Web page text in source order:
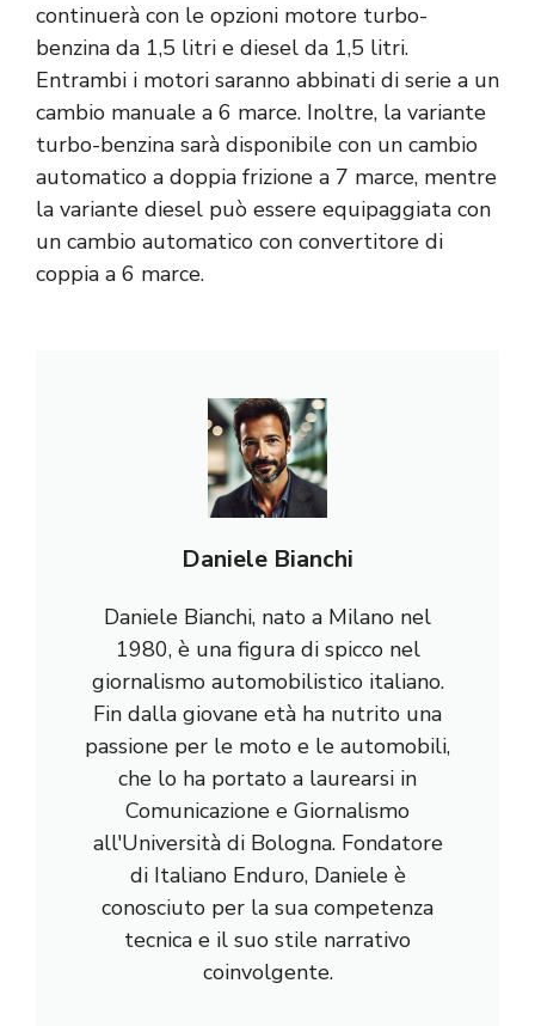
continuerà con le opzioni motore turbo-
benzina da 1,5 litri e diesel da 1,5 litri.
Entrambi i motori saranno abbinati di serie a un
cambio manuale a 6 marce. Inoltre, la variante
turbo-benzina sarà disponibile con un cambio
automatico a doppia frizione a 7 marce, mentre
la variante diesel può essere equipaggiata con
un cambio automatico con convertitore di
coppia a 6 marce.
Daniele Bianchi
Daniele Bianchi, nato a Milano nel
1980, è una figura di spicco nel
giornalismo automobilistico italiano.
Fin dalla giovane età ha nutrito una
passione per le moto e le automobili,
che lo ha portato a laurearsi in
Comunicazione e Giornalismo
all'Università di Bologna. Fondatore
di Italiano Enduro, Daniele è
conosciuto per la sua competenza
tecnica e il suo stile narrativo
coinvolgente.